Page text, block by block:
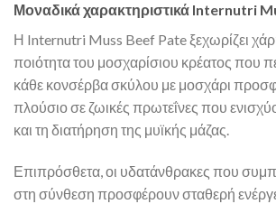
Μοναδικά χαρακτηριστικά Internutri
Η Internutri Muss Beef Pate ξεχωρίζει
ποιότητα του μοσχαρίσιου κρέατος που
κάθε κονσέρβα σκύλου με μοσχάρι
πλούσιο σε ζωικές πρωτεΐνες που
και τη διατήρηση της μυϊκής μάζας.
Επιπρόσθετα, οι υδατάνθρακες που
στη σύνθεση προσφέρουν σταθερή